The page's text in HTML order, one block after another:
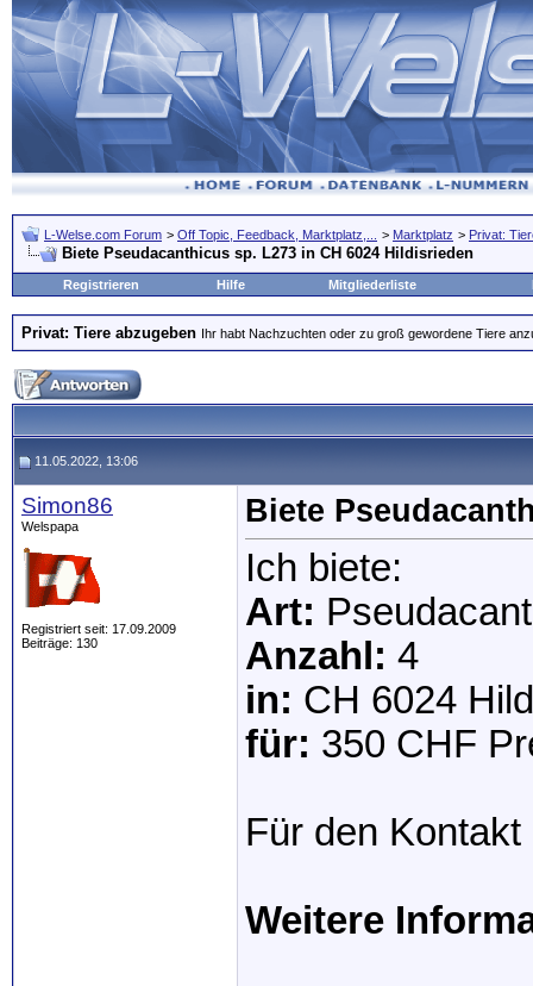
L-Welse.com Forum > Off Topic, Feedback, Marktplatz,... > Marktplatz > Privat:
Biete Pseudacanthicus sp. L273 in CH 6024 Hildisrieden
Registrieren Hilfe Mitgliederliste
Privat: Tiere abzugeben Ihr habt Nachzuchten oder zu groß gewordene Tiere
11.05.2022, 13:06
Simon86
Welspapa
Registriert seit: 17.09.2009
Beiträge: 130
Biete
Ich biete:
Art:
Anzahl: 4
in: CH 6024
für: 350 CHF
Für den
Weitere